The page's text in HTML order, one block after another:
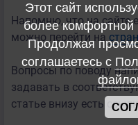
Напомню, что на сайте
можно перейти на
Вопросы по поводу
задавать в
статье внизу есть
Этот сайт
более комфортной
Продолжая
соглашаетесь с